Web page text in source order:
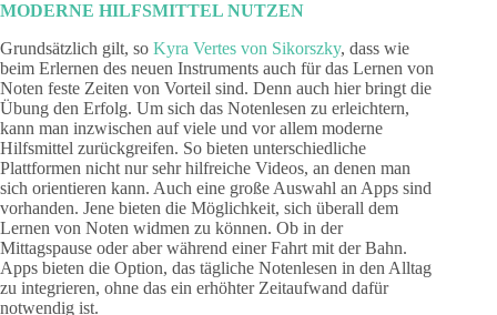
MODERNE HILFSMITTEL NUTZEN
Grundsätzlich gilt, so Kyra Vertes von Sikorszky, dass wie
beim Erlernen des neuen Instruments auch für das Lernen von
Noten feste Zeiten von Vorteil sind. Denn auch hier bringt die
Übung den Erfolg. Um sich das Notenlesen zu erleichtern,
kann man inzwischen auf viele und vor allem moderne
Hilfsmittel zurückgreifen. So bieten unterschiedliche
Plattformen nicht nur sehr hilfreiche Videos, an denen man
sich orientieren kann. Auch eine große Auswahl an Apps sind
vorhanden. Jene bieten die Möglichkeit, sich überall dem
Lernen von Noten widmen zu können. Ob in der
Mittagspause oder aber während einer Fahrt mit der Bahn.
Apps bieten die Option, das tägliche Notenlesen in den Alltag
zu integrieren, ohne das ein erhöhter Zeitaufwand dafür
notwendig ist.